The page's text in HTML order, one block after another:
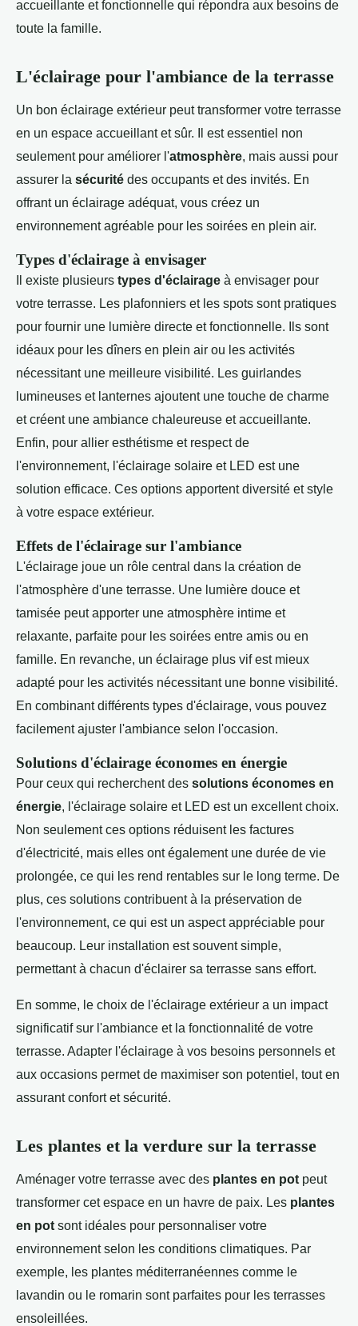
accueillante et fonctionnelle qui répondra aux besoins de
toute la famille.
L'éclairage pour l'ambiance de la terrasse
Un bon éclairage extérieur peut transformer votre terrasse
en un espace accueillant et sûr. Il est essentiel non
seulement pour améliorer l'atmosphère, mais aussi pour
assurer la sécurité des occupants et des invités. En
offrant un éclairage adéquat, vous créez un
environnement agréable pour les soirées en plein air.
Types d'éclairage à envisager
Il existe plusieurs types d'éclairage à envisager pour
votre terrasse. Les plafonniers et les spots sont pratiques
pour fournir une lumière directe et fonctionnelle. Ils sont
idéaux pour les dîners en plein air ou les activités
nécessitant une meilleure visibilité. Les guirlandes
lumineuses et lanternes ajoutent une touche de charme
et créent une ambiance chaleureuse et accueillante.
Enfin, pour allier esthétisme et respect de
l'environnement, l'éclairage solaire et LED est une
solution efficace. Ces options apportent diversité et style
à votre espace extérieur.
Effets de l'éclairage sur l'ambiance
L'éclairage joue un rôle central dans la création de
l'atmosphère d'une terrasse. Une lumière douce et
tamisée peut apporter une atmosphère intime et
relaxante, parfaite pour les soirées entre amis ou en
famille. En revanche, un éclairage plus vif est mieux
adapté pour les activités nécessitant une bonne visibilité.
En combinant différents types d'éclairage, vous pouvez
facilement ajuster l'ambiance selon l'occasion.
Solutions d'éclairage économes en énergie
Pour ceux qui recherchent des solutions économes en
énergie, l'éclairage solaire et LED est un excellent choix.
Non seulement ces options réduisent les factures
d'électricité, mais elles ont également une durée de vie
prolongée, ce qui les rend rentables sur le long terme. De
plus, ces solutions contribuent à la préservation de
l'environnement, ce qui est un aspect appréciable pour
beaucoup. Leur installation est souvent simple,
permettant à chacun d'éclairer sa terrasse sans effort.
En somme, le choix de l'éclairage extérieur a un impact
significatif sur l'ambiance et la fonctionnalité de votre
terrasse. Adapter l'éclairage à vos besoins personnels et
aux occasions permet de maximiser son potentiel, tout en
assurant confort et sécurité.
Les plantes et la verdure sur la terrasse
Aménager votre terrasse avec des plantes en pot peut
transformer cet espace en un havre de paix. Les plantes
en pot sont idéales pour personnaliser votre
environnement selon les conditions climatiques. Par
exemple, les plantes méditerranéennes comme le
lavandin ou le romarin sont parfaites pour les terrasses
ensoleillées.